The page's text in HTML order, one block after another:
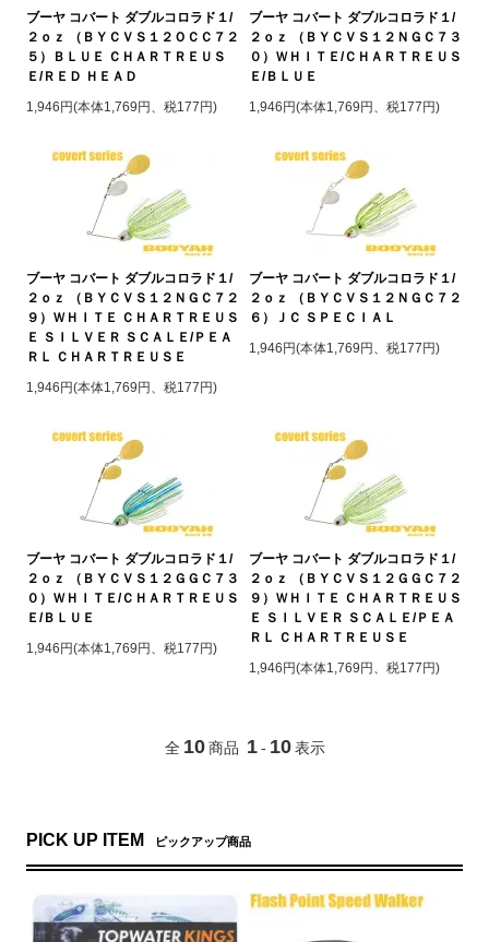
ブーヤ コバート ダブルコロラド１/
２ｏｚ （ＢＹＣＶＳ１２ＯＣＣ７２
５）ＢＬＵＥ ＣＨＡＲＴＲＥＵＳ
Ｅ/ＲＥＤ ＨＥＡＤ
1,946円(本体1,769円、税177円)
ブーヤ コバート ダブルコロラド１/
２ｏｚ （ＢＹＣＶＳ１２ＮＧＣ７３
０）ＷＨＩＴＥ/ＣＨＡＲＴＲＥＵＳ
Ｅ/ＢＬＵＥ
1,946円(本体1,769円、税177円)
ブーヤ コバート ダブルコロラド１/
２ｏｚ （ＢＹＣＶＳ１２ＮＧＣ７２
９）ＷＨＩＴＥ ＣＨＡＲＴＲＥＵＳ
Ｅ ＳＩＬＶＥＲ ＳＣＡＬＥ/ＰＥＡ
ＲＬ ＣＨＡＲＴＲＥＵＳＥ
1,946円(本体1,769円、税177円)
ブーヤ コバート ダブルコロラド１/
２ｏｚ （ＢＹＣＶＳ１２ＮＧＣ７２
６）ＪＣ ＳＰＥＣＩＡＬ
1,946円(本体1,769円、税177円)
ブーヤ コバート ダブルコロラド１/
２ｏｚ （ＢＹＣＶＳ１２ＧＧＣ７３
０）ＷＨＩＴＥ/ＣＨＡＲＴＲＥＵＳ
Ｅ/ＢＬＵＥ
1,946円(本体1,769円、税177円)
ブーヤ コバート ダブルコロラド１/
２ｏｚ （ＢＹＣＶＳ１２ＧＧＣ７２
９）ＷＨＩＴＥ ＣＨＡＲＴＲＥＵＳ
Ｅ ＳＩＬＶＥＲ ＳＣＡＬＥ/ＰＥＡ
ＲＬ ＣＨＡＲＴＲＥＵＳＥ
1,946円(本体1,769円、税177円)
全 10 商品 1 - 10 表示
PICK UP ITEM ピックアップ商品